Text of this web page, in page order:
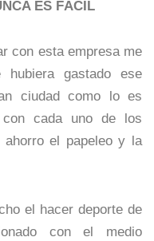
ES FÁCIL
con esta empresa me
gastado ese
ciudad como lo es
cada uno de los
el papeleo y la
el hacer deporte de
con el medio